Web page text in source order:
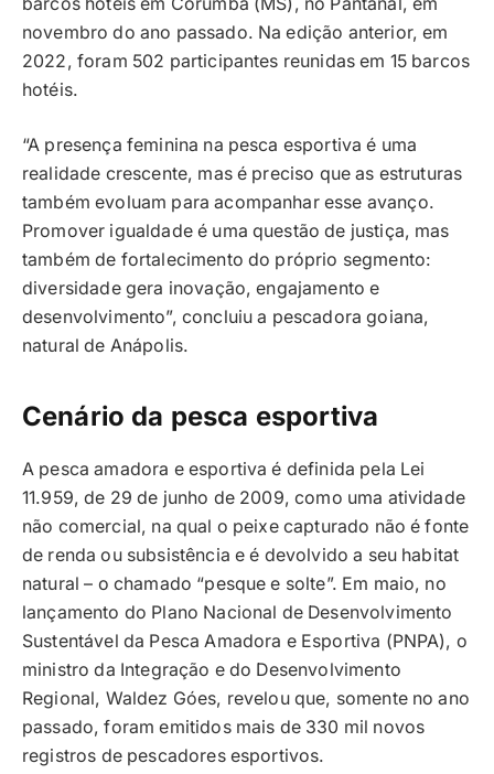
novembro do ano passado. Na edição anterior, em
2022, foram 502 participantes reunidas em 15 barcos
hotéis.
“A presença feminina na pesca esportiva é uma
realidade crescente, mas é preciso que as estruturas
também evoluam para acompanhar esse avanço.
Promover igualdade é uma questão de justiça, mas
também de fortalecimento do próprio segmento:
diversidade gera inovação, engajamento e
desenvolvimento”, concluiu a pescadora goiana,
natural de Anápolis.
Cenário da pesca esportiva
A pesca amadora e esportiva é definida pela Lei
11.959, de 29 de junho de 2009, como uma atividade
não comercial, na qual o peixe capturado não é fonte
de renda ou subsistência e é devolvido a seu habitat
natural – o chamado “pesque e solte”. Em maio, no
lançamento do Plano Nacional de Desenvolvimento
Sustentável da Pesca Amadora e Esportiva (PNPA), o
ministro da Integração e do Desenvolvimento
Regional, Waldez Góes, revelou que, somente no ano
passado, foram emitidos mais de 330 mil novos
registros de pescadores esportivos.